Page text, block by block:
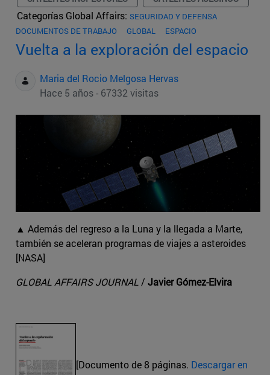
Categorías Global Affairs: SEGURIDAD Y DEFENSA
DOCUMENTOS DE TRABAJO
GLOBAL ESPACIO
Vuelta a la exploración del espacio
Maria del Rocio Melgosa Hervas
Hace 5 años - 67332 visitas
▲ Además del regreso a la Luna y la llegada a Marte,
también se aceleran programas de viajes a asteroides
[NASA]
GLOBAL AFFAIRS JOURNAL/ Javier Gómez-Elvira
[Documento de 8 páginas. Descargar en